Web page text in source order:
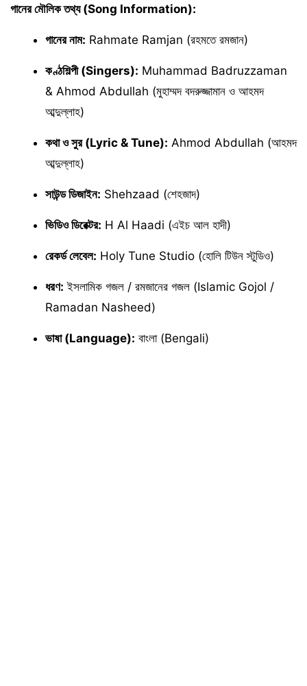
গানের মৌলিক তথ্য (Song Information):
গানের নাম: Rahmate Ramjan (রহমতে রমজান)
কণ্ঠশিল্পী (Singers): Muhammad Badruzzaman
& Ahmod Abdullah (মুহাম্মদ বদরুজ্জামান ও আহমদ
আব্দুল্লাহ)
কথা ও সুর (Lyric & Tune): Ahmod Abdullah (আহমদ
আব্দুল্লাহ)
সাউন্ড ডিজাইন: Shehzaad (শেহজাদ)
ভিডিও ডিরেক্টর: H Al Haadi (এইচ আল হাদী)
রেকর্ড লেবেল: Holy Tune Studio (হোলি টিউন স্টুডিও)
ধরণ: ইসলামিক গজল / রমজানের গজল (Islamic Gojol /
Ramadan Nasheed)
ভাষা (Language): বাংলা (Bengali)